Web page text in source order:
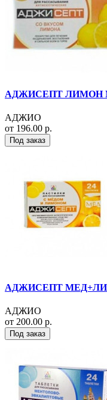
АДЖИСЕПТ ЛИМОН
АДЖИО
от 196.00 р.
Под заказ
АДЖИСЕПТ
АДЖИО
от 200.00 р.
Под заказ